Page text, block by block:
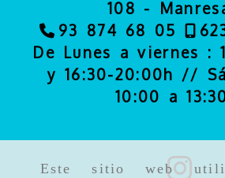
Este sitio web
108 -
93 874 68 05
De Lunes a viernes :
y 16:30-20:00h //
10:00 a